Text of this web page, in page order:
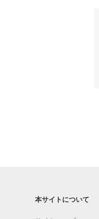
本サイトについて